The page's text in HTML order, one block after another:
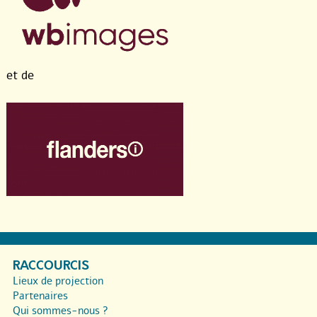
et de
RACCOURCIS
Lieux de projection
Partenaires
Qui sommes-nous ?